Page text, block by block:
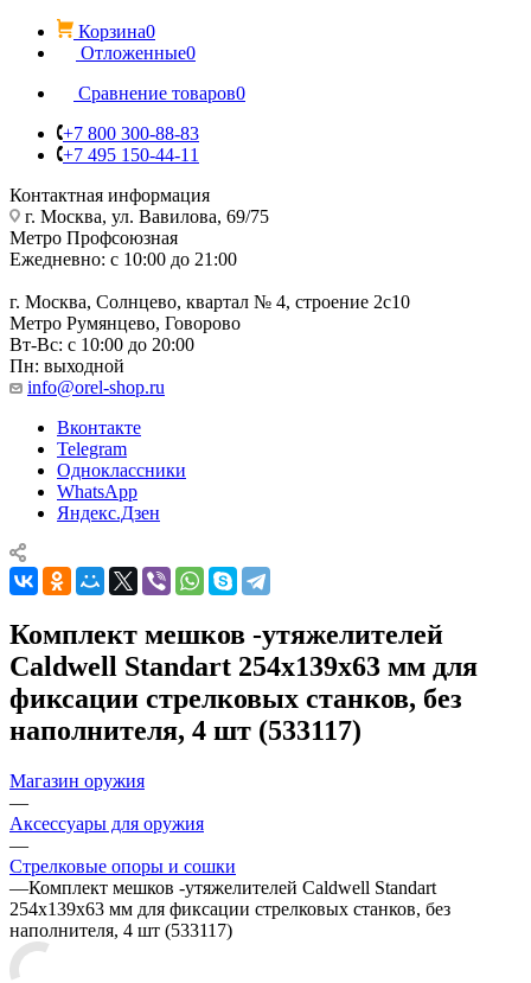
Корзина0
Отложенные0
Сравнение товаров0
+7 800 300-88-83
+7 495 150-44-11
Контактная информация
г. Москва, ул. Вавилова, 69/75
Метро Профсоюзная
Ежедневно: с 10:00 до 21:00
г. Москва, Солнцево, квартал № 4, строение 2с10
Метро Румянцево, Говорово
Вт-Вс: с 10:00 до 20:00
Пн: выходной
info@orel-shop.ru
Вконтакте
Telegram
Одноклассники
WhatsApp
Яндекс.Дзен
Комплект мешков -утяжелителей
Caldwell Standart 254x139x63 мм для
фиксации стрелковых станков, без
наполнителя, 4 шт (533117)
Магазин оружия
—
Аксессуары для оружия
—
Стрелковые опоры и сошки
—Комплект мешков -утяжелителей Caldwell Standart
254x139x63 мм для фиксации стрелковых станков, без
наполнителя, 4 шт (533117)